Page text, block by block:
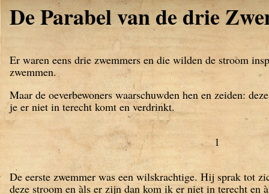
De Parabel van de drie
Er waren eens drie zwemmers en die wilden de stroom
zwemmen.
Maar de oeverbewoners waarschuwden hen en zeiden:
je er niet in terecht komt en verdrinkt.
1
De eerste zwemmer was een wilskrachtige. Hij sprak tot
deze stroom en àls er zijn dan kom ik er niet in terecht en